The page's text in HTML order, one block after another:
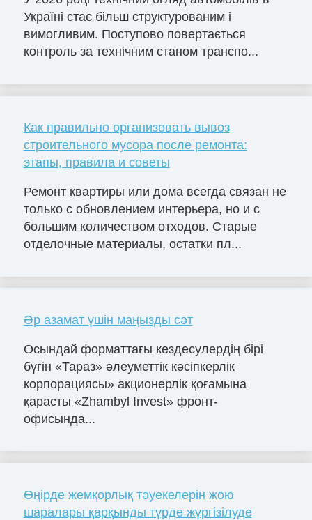
Україні стає більш структурованим і
вимогливим. Поступово повертається
контроль за технічним станом транспо...
Как правильно организовать вывоз
строительного мусора после ремонта:
этапы, правила и советы
Ремонт квартиры или дома всегда связан не
только с обновлением интерьера, но и с
большим количеством отходов. Старые
отделочные материалы, остатки пл...
Әр азамат үшін маңызды сәт
Осындай форматтағы кездесулердің бірі
бүгін «Тараз» әлеуметтік кәсіпкерлік
корпорациясы» акционерлік қоғамына
қарасты «Zhambyl Invest» фронт-
офисында...
Өңірде жемқорлық тәуекелерін жою
шаралары қарқынды түрде жүргізілуде